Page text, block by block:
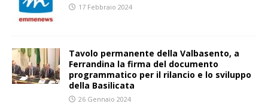
17 Febbraio 2024
Tavolo permanente della Valbasento, a
Ferrandina la firma del documento
programmatico per il rilancio e lo sviluppo
della Basilicata
26 Gennaio 2024